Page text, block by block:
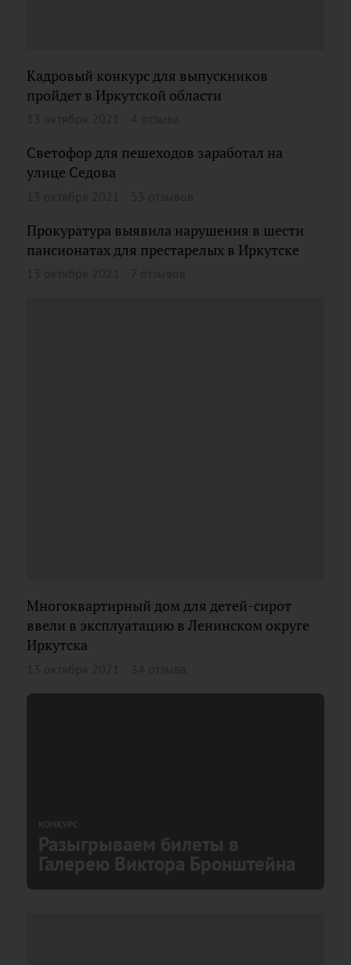
Кадровый конкурс для выпускников
пройдет в Иркутской области
Светофор для пешеходов заработал на
улице Седова
Прокуратура выявила нарушения в шести
пансионатах для престарелых в Иркутске
Многоквартирный дом для детей-сирот
ввели в эксплуатацию в Ленинском округе
Иркутска
КОНКУРС
Разыгрываем билеты в
Галерею Виктора Бронштейна